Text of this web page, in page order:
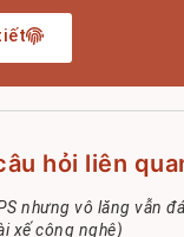
hỏi liên
nhưng vô lăng vẫn
xế công nghệ)